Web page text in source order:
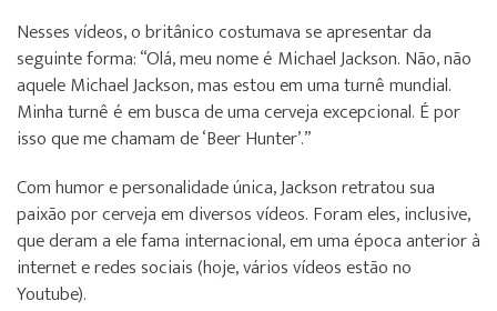
Nesses vídeos, o britânico costumava se apresentar da
seguinte forma: “Olá, meu nome é Michael Jackson. Não, não
aquele Michael Jackson, mas estou em uma turnê mundial.
Minha turnê é em busca de uma cerveja excepcional. É por
isso que me chamam de ‘Beer Hunter’.”
Com humor e personalidade única, Jackson retratou sua
paixão por cerveja em diversos vídeos. Foram eles, inclusive,
que deram a ele fama internacional, em uma época anterior à
internet e redes sociais (hoje, vários vídeos estão no
Youtube).